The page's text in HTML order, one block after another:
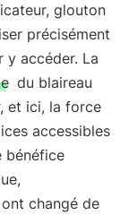
glouton
précisément
y accéder. La
du blaireau
et ici, la force
accessibles
bénéfice
changé de